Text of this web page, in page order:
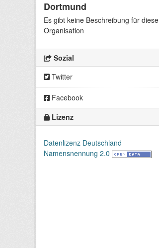
Dortmund
Es gibt keine Beschreibung für diese
Organisation
Sozial
Twitter
Facebook
Lizenz
Datenlizenz Deutschland
Namensnennung 2.0